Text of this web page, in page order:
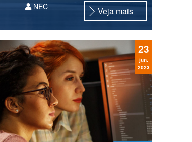
Soluções globais abrangem a
atuação da empresa desde o
fundo do mar até o espaço, com
tecnologias que transformam a
sociedade
NEC Veja mais
23
jun.
2023